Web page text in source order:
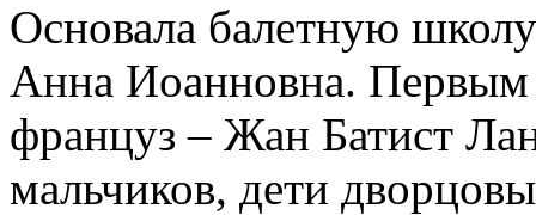
Основала балетную
Анна Иоанновна.
француз – Жан Батист
мальчиков, дети